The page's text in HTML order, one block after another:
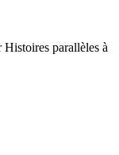
parallèles à